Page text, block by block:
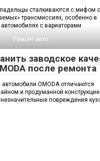
сталкиваются с мифом о
трансмиссиях, особенно в
с вариаторами
Ремонт авто
заводское
после ремонта
OMODA отличаются
и продуманной
повреждения